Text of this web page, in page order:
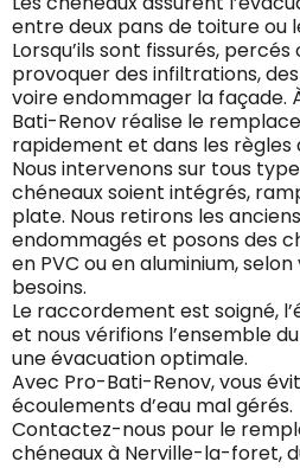
entre deux pans de toiture ou
Lorsqu’ils sont fissurés,
provoquer des infiltrations,
voire endommager la façade.
Bati-Renov réalise le
rapidement et dans les règles
Nous intervenons sur tous
chéneaux soient intégrés,
plate. Nous retirons les
endommagés et posons des
en PVC ou en aluminium,
besoins.
Le raccordement est soigné,
et nous vérifions l’ensemble
une évacuation optimale.
Avec Pro-Bati-Renov, vous
écoulements d’eau mal gérés.
Contactez-nous pour le
chéneaux à Nerville-la-foret,